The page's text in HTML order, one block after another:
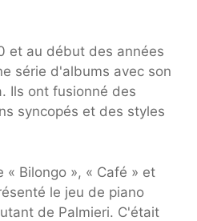
et au début des années
série d'albums avec son
Ils ont fusionné des
syncopés et des styles
« Bilongo », « Café » et
le jeu de piano
de Palmieri. C'était